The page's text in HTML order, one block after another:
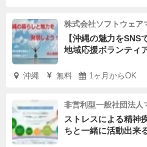
株式会社ソフトウェア
【沖縄の魅力をSNS
地域応援ボランティ
沖縄 無料 1ヶ月からOK
非営利型一般社団法人
ストレスによる精神
ちと一緒に活動出来